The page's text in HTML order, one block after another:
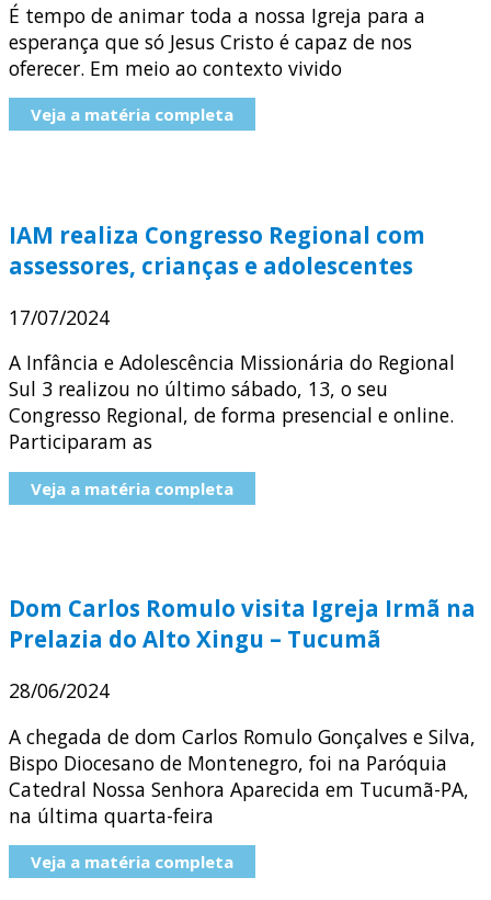
É tempo de animar toda a nossa Igreja para a
esperança que só Jesus Cristo é capaz de nos
oferecer. Em meio ao contexto vivido
Veja a matéria completa
IAM realiza Congresso Regional com
assessores, crianças e adolescentes
17/07/2024
A Infância e Adolescência Missionária do Regional
Sul 3 realizou no último sábado, 13, o seu
Congresso Regional, de forma presencial e online.
Participaram as
Veja a matéria completa
Dom Carlos Romulo visita Igreja Irmã na
Prelazia do Alto Xingu – Tucumã
28/06/2024
A chegada de dom Carlos Romulo Gonçalves e Silva,
Bispo Diocesano de Montenegro, foi na Paróquia
Catedral Nossa Senhora Aparecida em Tucumã-PA,
na última quarta-feira
Veja a matéria completa